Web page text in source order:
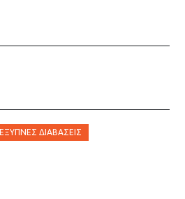
ΈΞΥΠΝΕΣ ΔΙΑΒΆΣΕΙΣ